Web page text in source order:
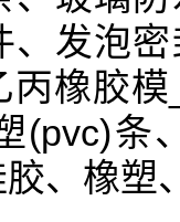
、发泡
丙橡胶
(pvc)条
、橡塑